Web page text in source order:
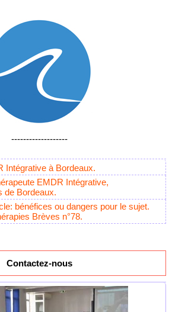
-------------------
Intégrative à Bordeaux.
EMDR Intégrative,
de Bordeaux.
bénéfices ou dangers pour le sujet.
Brèves n°78.
Contactez-nous